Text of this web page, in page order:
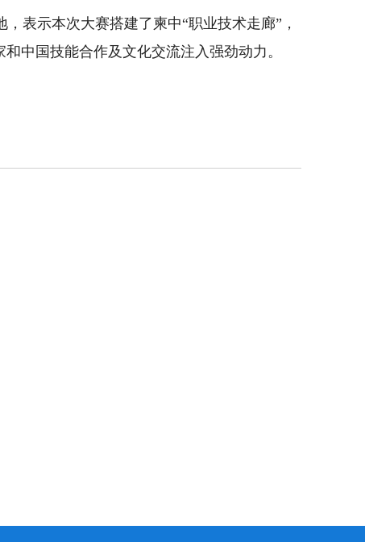
表示本次大赛搭建了柬中“职业技术走廊”，
和中国技能合作及文化交流注入强劲动力。